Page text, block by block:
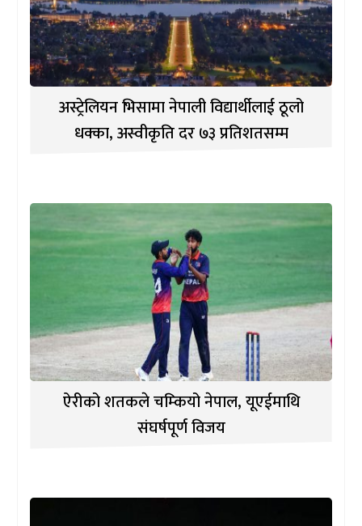
अस्ट्रेलियन भिसामा नेपाली विद्यार्थीलाई ठूलो
धक्का, अस्वीकृति दर ७३ प्रतिशतसम्म
ऐरीको शतकले चम्कियो नेपाल, यूएईमाथि
संघर्षपूर्ण विजय